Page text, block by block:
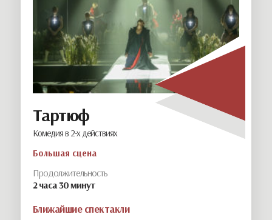
Тартюф
Комедия в 2-х действиях
Большая сцена
Продолжительность
2 часа 30 минут
Ближайшие спектакли